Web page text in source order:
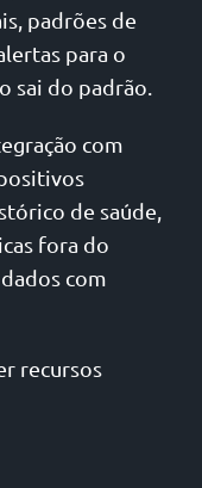
padrões de
para o
sai do padrão.
com
de saúde,
fora do
com
recursos